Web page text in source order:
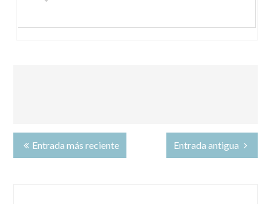
Entrada más reciente Entrada antigua